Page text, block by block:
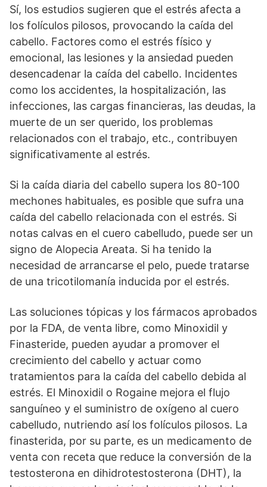
Sí, los estudios sugieren que el estrés afecta a
los folículos pilosos, provocando la caída del
cabello. Factores como el estrés físico y
emocional, las lesiones y la ansiedad pueden
desencadenar la caída del cabello. Incidentes
como los accidentes, la hospitalización, las
infecciones, las cargas financieras, las deudas, la
muerte de un ser querido, los problemas
relacionados con el trabajo, etc., contribuyen
significativamente al estrés.
Si la caída diaria del cabello supera los 80-100
mechones habituales, es posible que sufra una
caída del cabello relacionada con el estrés. Si
notas calvas en el cuero cabelludo, puede ser un
signo de Alopecia Areata. Si ha tenido la
necesidad de arrancarse el pelo, puede tratarse
de una tricotilomanía inducida por el estrés.
Las soluciones tópicas y los fármacos aprobados
por la FDA, de venta libre, como Minoxidil y
Finasteride, pueden ayudar a promover el
crecimiento del cabello y actuar como
tratamientos para la caída del cabello debida al
estrés. El Minoxidil o Rogaine mejora el flujo
sanguíneo y el suministro de oxígeno al cuero
cabelludo, nutriendo así los folículos pilosos. La
finasterida, por su parte, es un medicamento de
venta con receta que reduce la conversión de la
testosterona en dihidrotestosterona (DHT), la